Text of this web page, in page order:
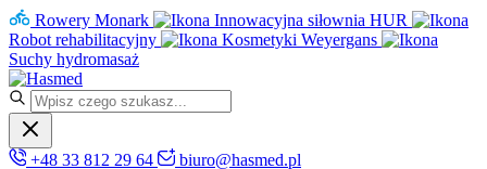
Rowery Monark
Innowacyjna siłownia HUR
Robot rehabilitacyjny
Kosmetyki Weyergans
Suchy hydromasaż
+48 33 812 29 64 biuro@hasmed.pl